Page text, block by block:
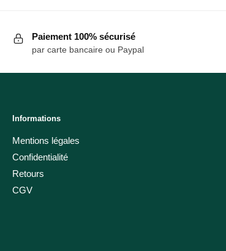
Paiement 100% sécurisé
par carte bancaire ou Paypal
Informations
Mentions légales
Confidentialité
Retours
CGV